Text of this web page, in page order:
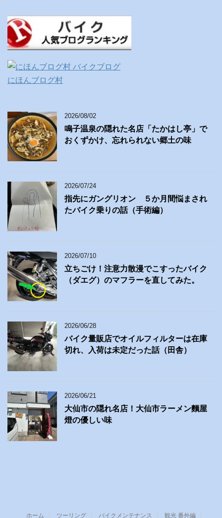
にほんブログ村
2026/08/02
鳴子温泉の隠れた名店「たかはし亭」で
おくずかけ、忘れられない郷土の味
2026/07/24
指先にガングリオン ５か月間悩まされ
たバイク乗りの話（手術編）
2026/07/10
立ちごけ！注意力散漫でこすったバイク
（ダエグ）のマフラーを直してみた。
2026/06/28
バイク量販店でオイルフィルターは在庫
切れ、入荷は未定だった話（田舎）
2026/06/21
大仙市の隠れ名店！大仙市ラーメン麵屋
燈の優しい味
ホーム ツーリング バイクメンテナンス 観光 番外編